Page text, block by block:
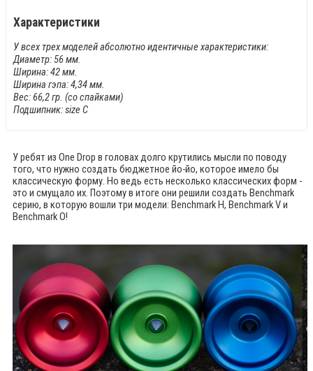
Характеристики
У всех трех моделей абсолютно идентичные характеристики:
Диаметр: 56 мм.
Ширина: 42 мм.
Ширина гэпа: 4,34 мм.
Вес: 66,2 гр. (со спайками)
Подшипник: size C
У ребят из One Drop в головах долго крутились мысли по поводу
того, что нужно создать бюджетное йо-йо, которое имело бы
классическую форму. Но ведь есть несколько классических форм -
это и смущало их. Поэтому в итоге они решили создать Benchmark
серию, в которую вошли три модели: Benchmark H, Benchmark V и
Benchmark O!